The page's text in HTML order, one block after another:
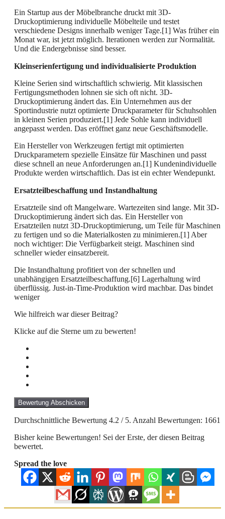
Ein Startup aus der Möbelbranche druckt mit 3D-
Druckoptimierung individuelle Möbelteile und testet
verschiedene Designs innerhalb weniger Tage.[1] Was früher ein
Monat war, ist jetzt möglich. Iterationen werden zur Normalität.
Und die Endergebnisse sind besser.
Kleinserienfertigung und individualisierte Produktion
Kleine Serien sind wirtschaftlich schwierig. Mit klassischen
Fertigungsmethoden lohnen sie sich oft nicht. 3D-
Druckoptimierung ändert das. Ein Unternehmen aus der
Sportindustrie nutzt optimierte Druckparameter für Schuhsohlen
in kleinen Serien produziert.[1] Jede Sohle kann individuell
angepasst werden. Das eröffnet ganz neue Geschäftsmodelle.
Ein Hersteller von Werkzeugen fertigt mit optimierten
Druckparametern spezielle Einsätze für Maschinen und passt
diese schnell an neue Anforderungen an.[1] Kundenindividuelle
Produkte werden wirtschaftlich. Das ist ein echter Wendepunkt.
Ersatzteilbeschaffung und Instandhaltung
Ersatzteile sind oft Mangelware. Wartezeiten sind lange. Mit 3D-
Druckoptimierung ändert sich das. Ein Hersteller von
Ersatzteilen nutzt 3D-Druckoptimierung, um Teile für Maschinen
zu fertigen und so die Materialkosten zu minimieren.[1] Aber
noch wichtiger: Die Verfügbarkeit steigt. Maschinen sind
schneller wieder einsatzbereit.
Die Instandhaltung profitiert von der schnellen und
unabhängigen Ersatzteilbeschaffung.[6] Lagerhaltung wird
überflüssig. Just-in-Time-Produktion wird machbar. Das bindet
weniger
Wie hilfreich war dieser Beitrag?
Klicke auf die Sterne um zu bewerten!
Bewertung Abschicken
Durchschnittliche Bewertung 4.2 / 5. Anzahl Bewertungen: 1661
Bisher keine Bewertungen! Sei der Erste, der diesen Beitrag
bewertet.
Spread the love